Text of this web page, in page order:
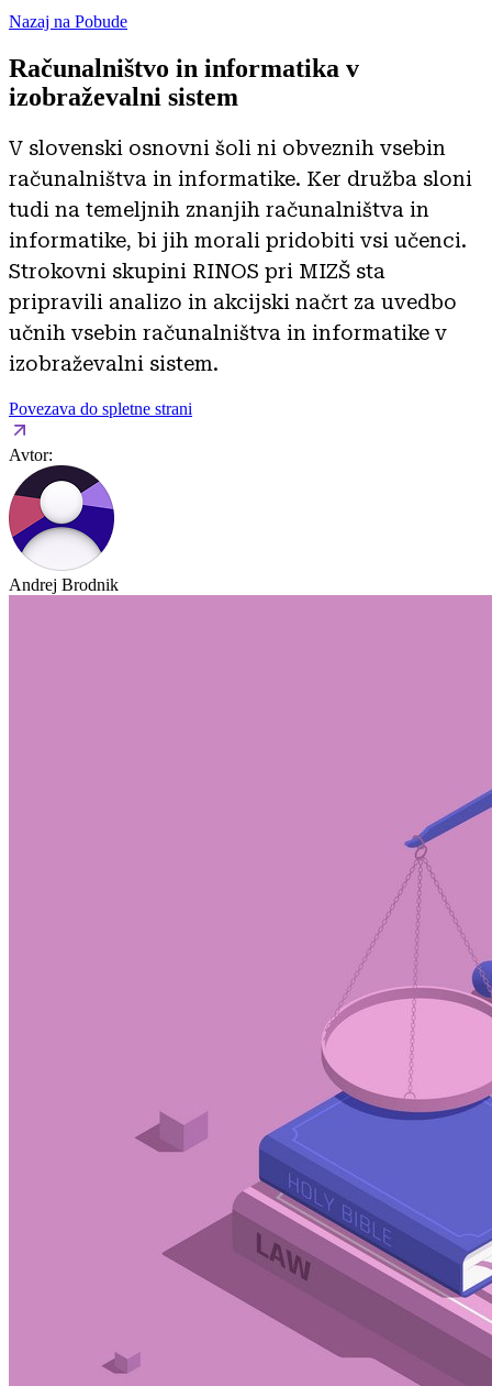
Nazaj na Pobude
Računalništvo in informatika v
izobraževalni sistem
V slovenski osnovni šoli ni obveznih vsebin
računalništva in informatike. Ker družba sloni
tudi na temeljnih znanjih računalništva in
informatike, bi jih morali pridobiti vsi učenci.
Strokovni skupini RINOS pri MIZŠ sta
pripravili analizo in akcijski načrt za uvedbo
učnih vsebin računalništva in informatike v
izobraževalni sistem.
Povezava do spletne strani
Avtor:
Andrej Brodnik